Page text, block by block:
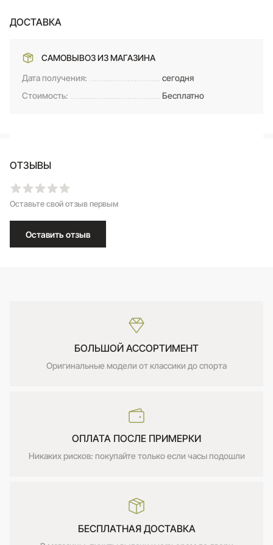
ДОСТАВКА
САМОВЫВОЗ ИЗ МАГАЗИНА
Дата получения:
сегодня
Стоимость:
Бесплатно
ОТЗЫВЫ
Оставьте свой отзыв первым
Оставить отзыв
БОЛЬШОЙ АССОРТИМЕНТ
Оригинальные модели от классики до спорта
ОПЛАТА ПОСЛЕ ПРИМЕРКИ
Никаких рисков: покупайте только если часы подошли
БЕСПЛАТНАЯ ДОСТАВКА